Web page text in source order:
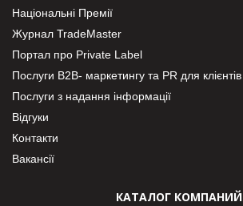
Національні Премії
Журнал TradeMaster
Портал про Private Label
Послуги В2В- маркетингу та PR для клієнтів
Послуги з надання інформації
Відгуки
Контакти
Вакансії
КАТАЛОГ КОМПАНИЙ